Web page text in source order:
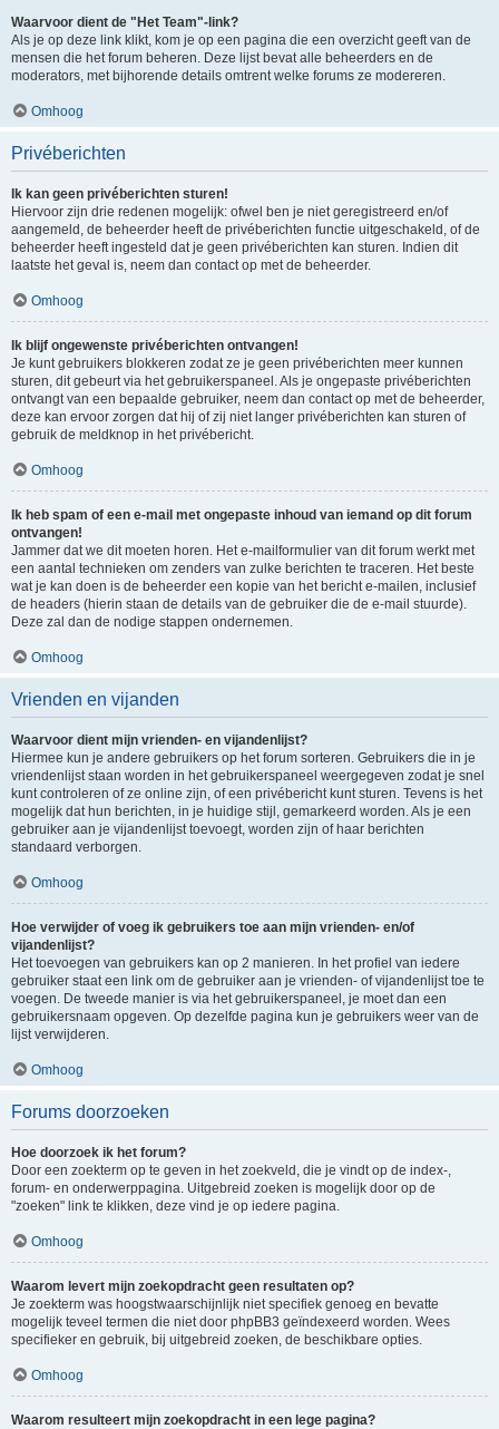
Waarvoor dient de "Het Team"-link?
Als je op deze link klikt, kom je op een pagina die een overzicht geeft van de
mensen die het forum beheren. Deze lijst bevat alle beheerders en de
moderators, met bijhorende details omtrent welke forums ze modereren.
Omhoog
Privéberichten
Ik kan geen privéberichten sturen!
Hiervoor zijn drie redenen mogelijk: ofwel ben je niet geregistreerd en/of
aangemeld, de beheerder heeft de privéberichten functie uitgeschakeld, of de
beheerder heeft ingesteld dat je geen privéberichten kan sturen. Indien dit
laatste het geval is, neem dan contact op met de beheerder.
Omhoog
Ik blijf ongewenste privéberichten ontvangen!
Je kunt gebruikers blokkeren zodat ze je geen privéberichten meer kunnen
sturen, dit gebeurt via het gebruikerspaneel. Als je ongepaste privéberichten
ontvangt van een bepaalde gebruiker, neem dan contact op met de beheerder,
deze kan ervoor zorgen dat hij of zij niet langer privéberichten kan sturen of
gebruik de meldknop in het privébericht.
Omhoog
Ik heb spam of een e-mail met ongepaste inhoud van iemand op dit forum
ontvangen!
Jammer dat we dit moeten horen. Het e-mailformulier van dit forum werkt met
een aantal technieken om zenders van zulke berichten te traceren. Het beste
wat je kan doen is de beheerder een kopie van het bericht e-mailen, inclusief
de headers (hierin staan de details van de gebruiker die de e-mail stuurde).
Deze zal dan de nodige stappen ondernemen.
Omhoog
Vrienden en vijanden
Waarvoor dient mijn vrienden- en vijandenlijst?
Hiermee kun je andere gebruikers op het forum sorteren. Gebruikers die in je
vriendenlijst staan worden in het gebruikerspaneel weergegeven zodat je snel
kunt controleren of ze online zijn, of een privébericht kunt sturen. Tevens is het
mogelijk dat hun berichten, in je huidige stijl, gemarkeerd worden. Als je een
gebruiker aan je vijandenlijst toevoegt, worden zijn of haar berichten
standaard verborgen.
Omhoog
Hoe verwijder of voeg ik gebruikers toe aan mijn vrienden- en/of
vijandenlijst?
Het toevoegen van gebruikers kan op 2 manieren. In het profiel van iedere
gebruiker staat een link om de gebruiker aan je vrienden- of vijandenlijst toe te
voegen. De tweede manier is via het gebruikerspaneel, je moet dan een
gebruikersnaam opgeven. Op dezelfde pagina kun je gebruikers weer van de
lijst verwijderen.
Omhoog
Forums doorzoeken
Hoe doorzoek ik het forum?
Door een zoekterm op te geven in het zoekveld, die je vindt op de index-,
forum- en onderwerppagina. Uitgebreid zoeken is mogelijk door op de
"zoeken" link te klikken, deze vind je op iedere pagina.
Omhoog
Waarom levert mijn zoekopdracht geen resultaten op?
Je zoekterm was hoogstwaarschijnlijk niet specifiek genoeg en bevatte
mogelijk teveel termen die niet door phpBB3 geïndexeerd worden. Wees
specifieker en gebruik, bij uitgebreid zoeken, de beschikbare opties.
Omhoog
Waarom resulteert mijn zoekopdracht in een lege pagina?